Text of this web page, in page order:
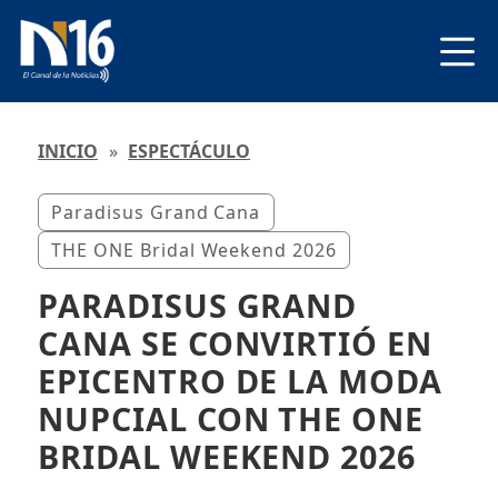
INICIO » ESPECTÁCULO
Paradisus Grand Cana
THE ONE Bridal Weekend 2026
PARADISUS GRAND
CANA SE CONVIRTIÓ EN
EPICENTRO DE LA MODA
NUPCIAL CON THE ONE
BRIDAL WEEKEND 2026